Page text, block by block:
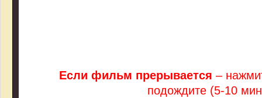
Если фильм прерывается –
подождите (5-10